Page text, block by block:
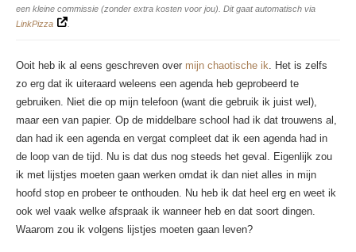
een kleine commissie (zonder extra kosten voor jou). Dit gaat automatisch via
LinkPizza
Ooit heb ik al eens geschreven over mijn chaotische ik. Het is zelfs
zo erg dat ik uiteraard weleens een agenda heb geprobeerd te
gebruiken. Niet die op mijn telefoon (want die gebruik ik juist wel),
maar een van papier. Op de middelbare school had ik dat trouwens al,
dan had ik een agenda en vergat compleet dat ik een agenda had in
de loop van de tijd. Nu is dat dus nog steeds het geval. Eigenlijk zou
ik met lijstjes moeten gaan werken omdat ik dan niet alles in mijn
hoofd stop en probeer te onthouden. Nu heb ik dat heel erg en weet ik
ook wel vaak welke afspraak ik wanneer heb en dat soort dingen.
Waarom zou ik volgens lijstjes moeten gaan leven?